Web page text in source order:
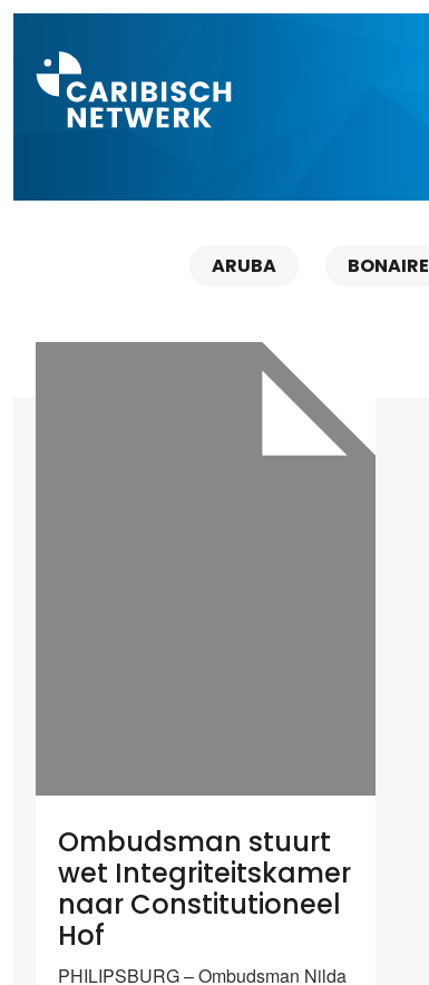
ARUBA BONAIRE
Ombudsman stuurt
wet Integriteitskamer
naar Constitutioneel
Hof
PHILIPSBURG – Ombudsman Nilda